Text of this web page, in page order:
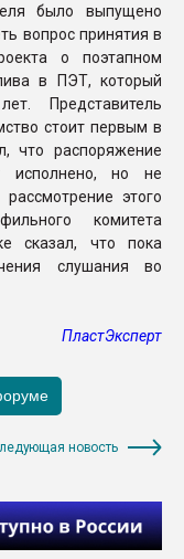
было выпущено
вопрос принятия в
о поэтапном
в ПЭТ, который
Представитель
стоит первым в
что распоряжение
исполнено, но не
этого
комитета
сказал, что пока
слушания во
ПластЭксперт
новость